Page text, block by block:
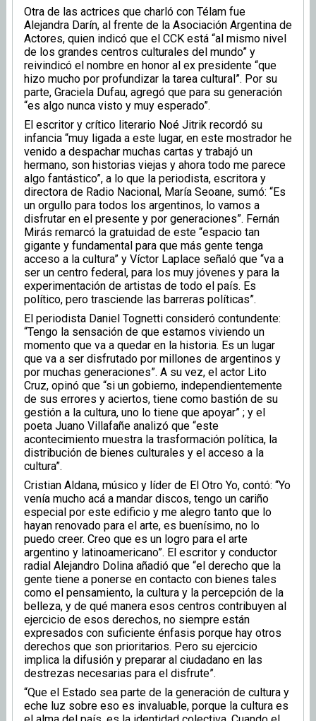
Otra de las actrices que charló con Télam fue
Alejandra Darín, al frente de la Asociación Argentina de
Actores, quien indicó que el CCK está “al mismo nivel
de los grandes centros culturales del mundo” y
reivindicó el nombre en honor al ex presidente “que
hizo mucho por profundizar la tarea cultural”. Por su
parte, Graciela Dufau, agregó que para su generación
“es algo nunca visto y muy esperado”.
El escritor y crítico literario Noé Jitrik recordó su
infancia “muy ligada a este lugar, en este mostrador he
venido a despachar muchas cartas y trabajó un
hermano, son historias viejas y ahora todo me parece
algo fantástico”, a lo que la periodista, escritora y
directora de Radio Nacional, María Seoane, sumó: “Es
un orgullo para todos los argentinos, lo vamos a
disfrutar en el presente y por generaciones”. Fernán
Mirás remarcó la gratuidad de este “espacio tan
gigante y fundamental para que más gente tenga
acceso a la cultura” y Víctor Laplace señaló que “va a
ser un centro federal, para los muy jóvenes y para la
experimentación de artistas de todo el país. Es
político, pero trasciende las barreras políticas”.
El periodista Daniel Tognetti consideró contundente:
“Tengo la sensación de que estamos viviendo un
momento que va a quedar en la historia. Es un lugar
que va a ser disfrutado por millones de argentinos y
por muchas generaciones”. A su vez, el actor Lito
Cruz, opinó que “si un gobierno, independientemente
de sus errores y aciertos, tiene como bastión de su
gestión a la cultura, uno lo tiene que apoyar” ; y el
poeta Juano Villafañe analizó que “este
acontecimiento muestra la trasformación política, la
distribución de bienes culturales y el acceso a la
cultura”.
Cristian Aldana, músico y líder de El Otro Yo, contó: “Yo
venía mucho acá a mandar discos, tengo un cariño
especial por este edificio y me alegro tanto que lo
hayan renovado para el arte, es buenísimo, no lo
puedo creer. Creo que es un logro para el arte
argentino y latinoamericano”. El escritor y conductor
radial Alejandro Dolina añadió que “el derecho que la
gente tiene a ponerse en contacto con bienes tales
como el pensamiento, la cultura y la percepción de la
belleza, y de qué manera esos centros contribuyen al
ejercicio de esos derechos, no siempre están
expresados con suficiente énfasis porque hay otros
derechos que son prioritarios. Pero su ejercicio
implica la difusión y preparar al ciudadano en las
destrezas necesarias para el disfrute”.
“Que el Estado sea parte de la generación de cultura y
eche luz sobre eso es invaluable, porque la cultura es